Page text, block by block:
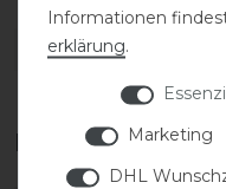
DETAILS
Das perfekte
Informationen
erklärung.
Marketing
DHL